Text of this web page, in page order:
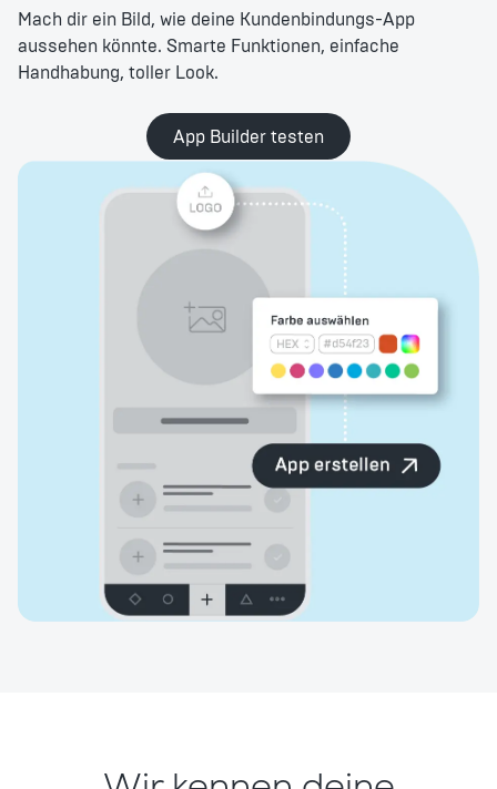
Mach dir ein Bild, wie deine Kundenbindungs-App
aussehen könnte. Smarte Funktionen, einfache
Handhabung, toller Look.
App Builder testen